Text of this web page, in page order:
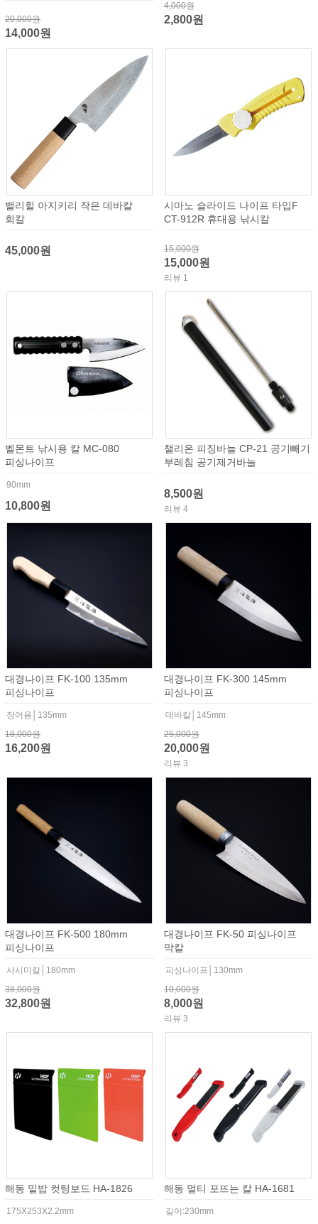
20,000원
14,000원
4,000원
2,800원
밸리힐 아지키리 작은 데바칼
회칼
45,000원
시마노 슬라이드 나이프 타입F
CT-912R 휴대용 낚시칼
15,000원
15,000원
리뷰 1
벨몬트 낚시용 칼 MC-080
피싱나이프
90mm
10,800원
챌리온 피징바늘 CP-21 공기빼기
부레침 공기제거바늘
8,500원
리뷰 4
대경나이프 FK-100 135mm
피싱나이프
장어용│135mm
18,000원
16,200원
대경나이프 FK-300 145mm
피싱나이프
데바칼│145mm
25,000원
20,000원
리뷰 3
대경나이프 FK-500 180mm
피싱나이프
사시미칼│180mm
38,000원
32,800원
대경나이프 FK-50 피싱나이프
막칼
피싱나이프│130mm
10,000원
8,000원
리뷰 3
해동 밑밥 컷팅보드 HA-1826
175X253X2.2mm
해동 멀티 포뜨는 칼 HA-1681
길이:230mm